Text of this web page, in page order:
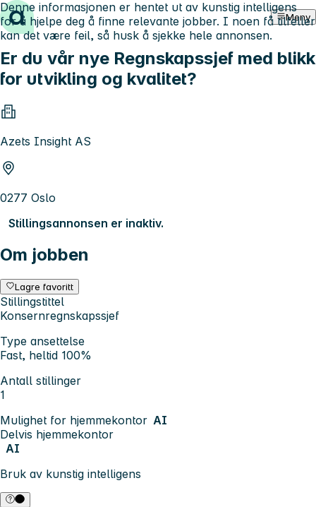
Hopp til innhold Meny
Er du vår nye Regnskapssjef med blikk
for utvikling og kvalitet?
Azets Insight AS
0277 Oslo
Stillingsannonsen er inaktiv.
Om jobben
Lagre favoritt
Stillingstittel
Konsernregnskapssjef
Type ansettelse
Fast, heltid 100%
Antall stillinger
1
Mulighet for hjemmekontor AI
Delvis hjemmekontor
AI
Bruk av kunstig intelligens
Denne informasjonen er hentet ut av kunstig intelligens
for å hjelpe deg å finne relevante jobber. I noen få tilfeller
kan det være feil, så husk å sjekke hele annonsen.